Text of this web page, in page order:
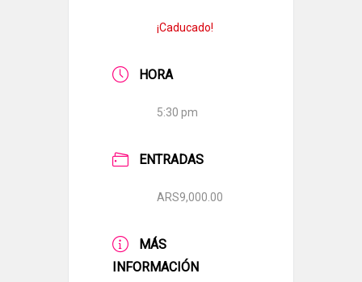
¡Caducado!
HORA
5:30 pm
ENTRADAS
ARS9,000.00
MÁS
INFORMACIÓN